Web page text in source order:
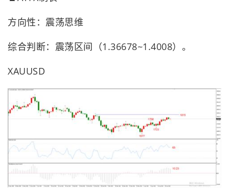
方向性：震荡思维
综合判断：震荡区间（1.36678~1.4008）。
XAUUSD